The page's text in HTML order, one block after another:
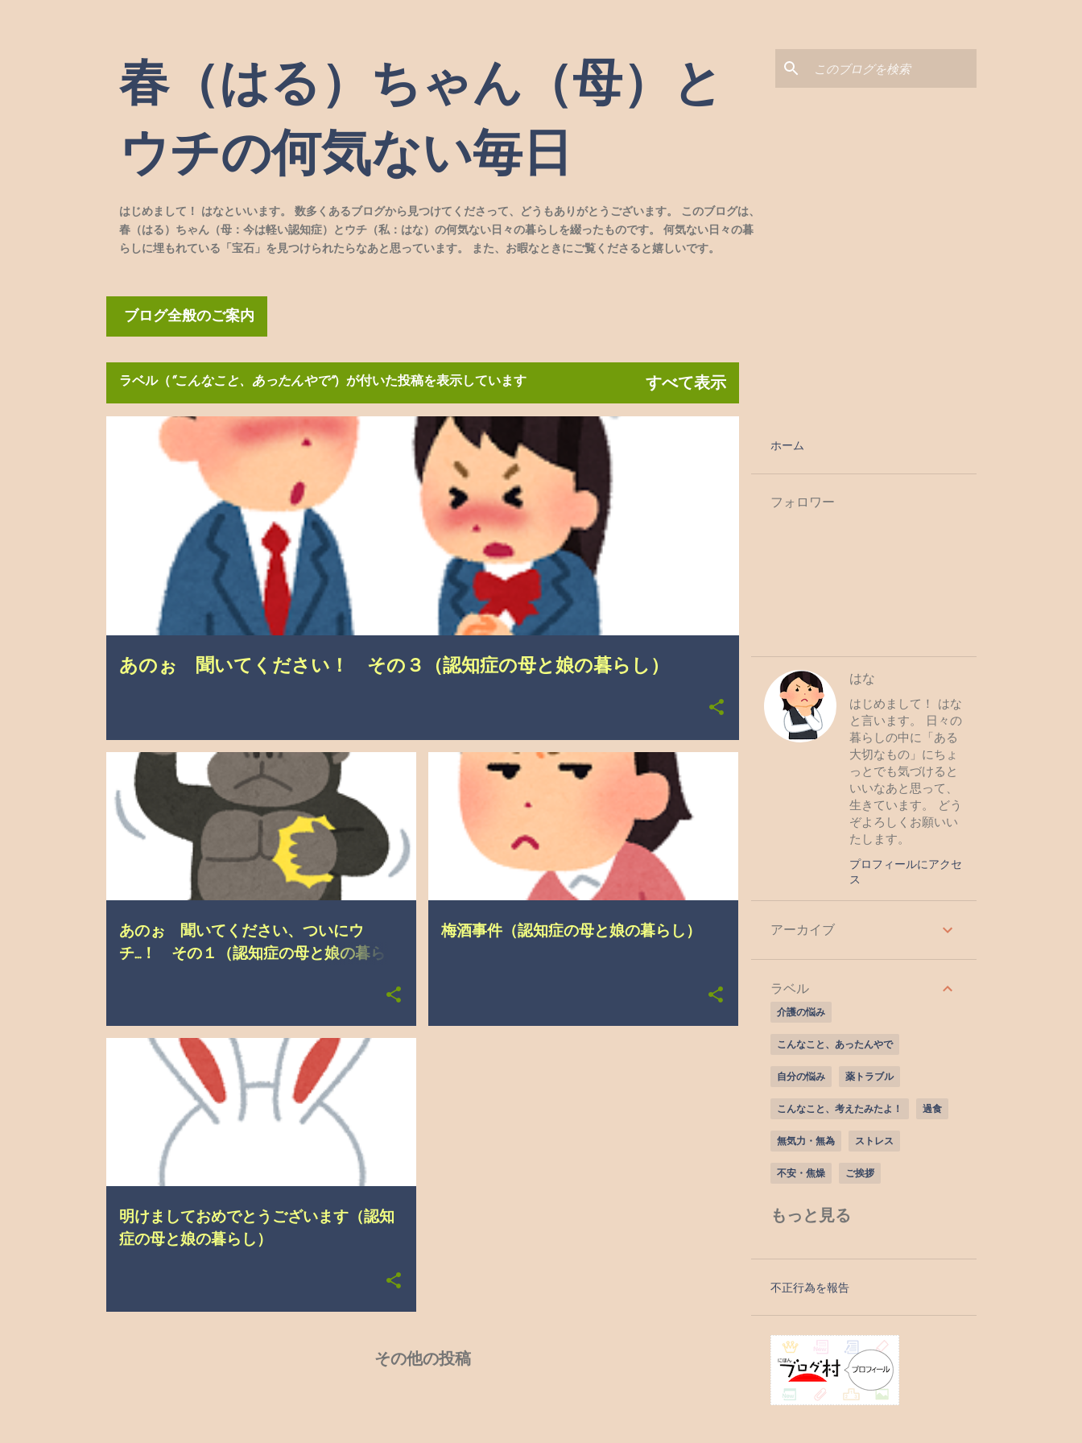
春（はる）ちゃん（母）と
ウチの何気ない毎日
はじめまして！ はなといいます。 数多くあるブログから見つけてくださって、どうもありがとうございます。 このブログは、
春（はる）ちゃん（母：今は軽い認知症）とウチ（私：はな）の何気ない日々の暮らしを綴ったものです。 何気ない日々の暮
らしに埋もれている「宝石」を見つけられたらなあと思っています。 また、お暇なときにご覧くださると嬉しいです。
ブログ全般のご案内
ラベル（ こんなこと、あったんやで ）が付いた投稿を表示しています すべて表示
あのぉ 聞いてください！ その３（認知症の母と娘の暮らし）
こんなこと、あったんやで 介護の悩み 自分の悩み
あのぉ 聞いてください、ついにウ
チ…！ その１（認知症の母と娘の暮ら
こんなこと、あったんやで 介護の悩み 自分の悩み
梅酒事件（認知症の母と娘の暮らし）
こんなこと、あったんやで
明けましておめでとうございます（認知
症の母と娘の暮らし）
こんなこと、あったんやで ご挨拶
その他の投稿
ホーム
フォロワー
はな
はじめまして！ はな
と言います。 日々の
暮らしの中に「ある
大切なもの」にちょ
っとでも気づけると
いいなあと思って、
生きています。 どう
ぞよろしくお願いい
たします。
プロフィールにアクセ
ス
アーカイブ
ラベル
介護の悩み
こんなこと、あったんやで
自分の悩み 薬トラブル
こんなこと、考えたみたよ！ 過食
無気力・無為 ストレス
不安・焦燥 ご挨拶
ほんで、こうしてみた！
丸呑み 作り話・嘘
個性・持ち味・魅力・長所
出まかせを言う 大切な思い出
もっと見る
不正行為を報告